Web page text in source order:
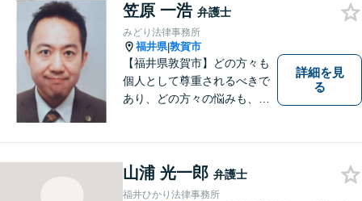
故／刑事弁護・犯罪被害者な
ど、幅広く対応可能。お気軽
にご相談ください。
笠原 一浩 弁護士
みどり法律事務所
福井県|敦賀市
【福井県敦賀市】どの方々も
個人として尊重されるべきで
あり、どの方々の悩みも、そ
識の壁も越えて、解決が図ら
れる必要があります。
詳細を見
る
山浦 光一郎 弁護士
福井ひかり法律事務所